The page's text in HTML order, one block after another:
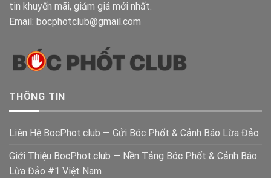
tin khuyến mãi, giảm giá mới nhất.
Email: bocphotclub@gmail.com
THÔNG TIN
Liên Hệ BocPhot.club — Gửi Bóc Phốt & Cảnh Báo Lừa Đảo
Giới Thiệu BocPhot.club — Nền Tảng Bóc Phốt & Cảnh Báo
Lừa Đảo #1 Việt Nam